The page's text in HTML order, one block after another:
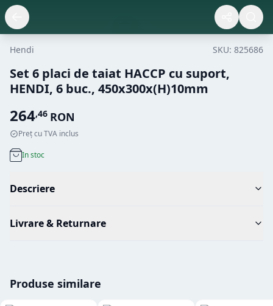
Hendi SKU: 825686
Set 6 placi de taiat HACCP cu suport,
HENDI, 6 buc., 450x300x(H)10mm
264,46 RON
Preț cu TVA inclus
In stoc
Descriere
Livrare & Returnare
Produse similare